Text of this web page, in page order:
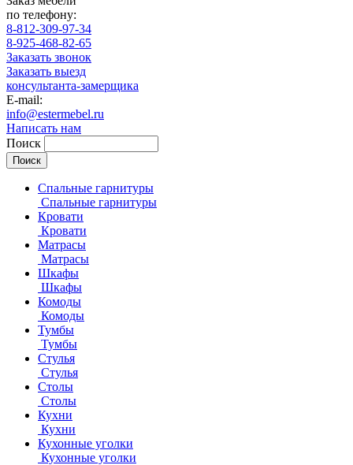
по телефону:
8-812-309-97-34
8-925-468-82-65
Заказать звонок
Заказать выезд
консультанта-замерщика
E-mail:
info@estermebel.ru
Написать нам
Поиск
Спальные гарнитуры
Спальные гарнитуры
Кровати
Кровати
Матрасы
Матрасы
Шкафы
Шкафы
Комоды
Комоды
Тумбы
Тумбы
Стулья
Стулья
Столы
Столы
Кухни
Кухни
Кухонные уголки
Кухонные уголки